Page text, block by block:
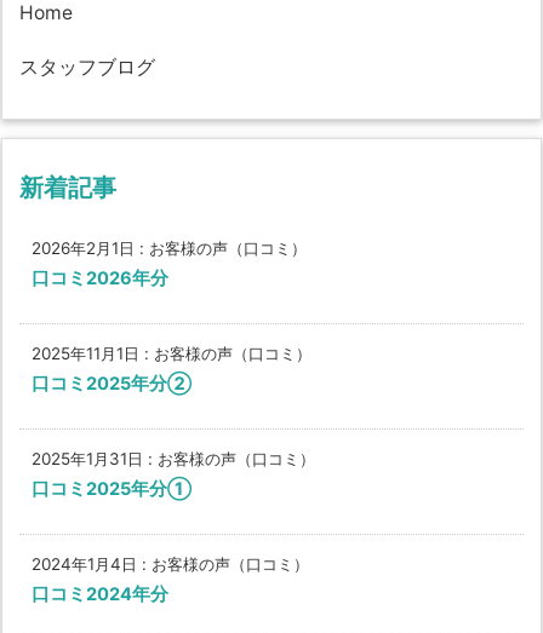
Home
スタッフブログ
新着記事
2026年2月1日 : お客様の声（口コミ）
口コミ2026年分
2025年11月1日 : お客様の声（口コミ）
口コミ2025年分②
2025年1月31日 : お客様の声（口コミ）
口コミ2025年分①
2024年1月4日 : お客様の声（口コミ）
口コミ2024年分